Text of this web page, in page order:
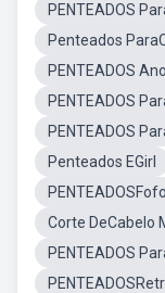
PENTEADOS
Penteados
PENTEADOS
PENTEADOS
PENTEADOS
Penteados EGirl
Corte DeCabelo
PENTEADOS